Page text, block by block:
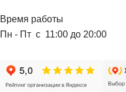
Время работы
Пн - Пт с 11:00 до 20:00